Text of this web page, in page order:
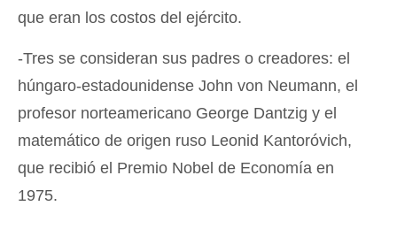
que eran los costos del ejército.
-Tres se consideran sus padres o creadores: el
húngaro-estadounidense John von Neumann, el
profesor norteamericano George Dantzig y el
matemático de origen ruso Leonid Kantoróvich,
que recibió el Premio Nobel de Economía en
1975.